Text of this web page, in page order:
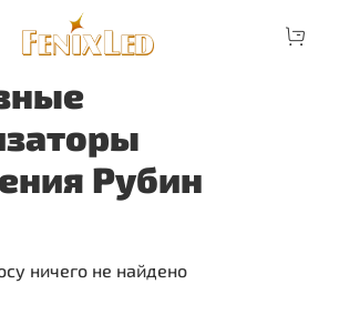
Рубин
ничего не найдено